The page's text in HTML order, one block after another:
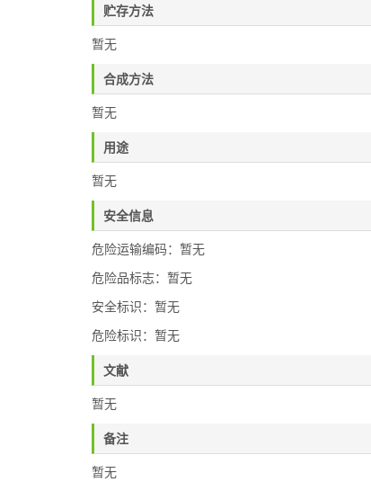
贮存方法
暂无
合成方法
暂无
用途
暂无
安全信息
危险运输编码：暂无
危险品标志：暂无
安全标识：暂无
危险标识：暂无
文献
暂无
备注
暂无